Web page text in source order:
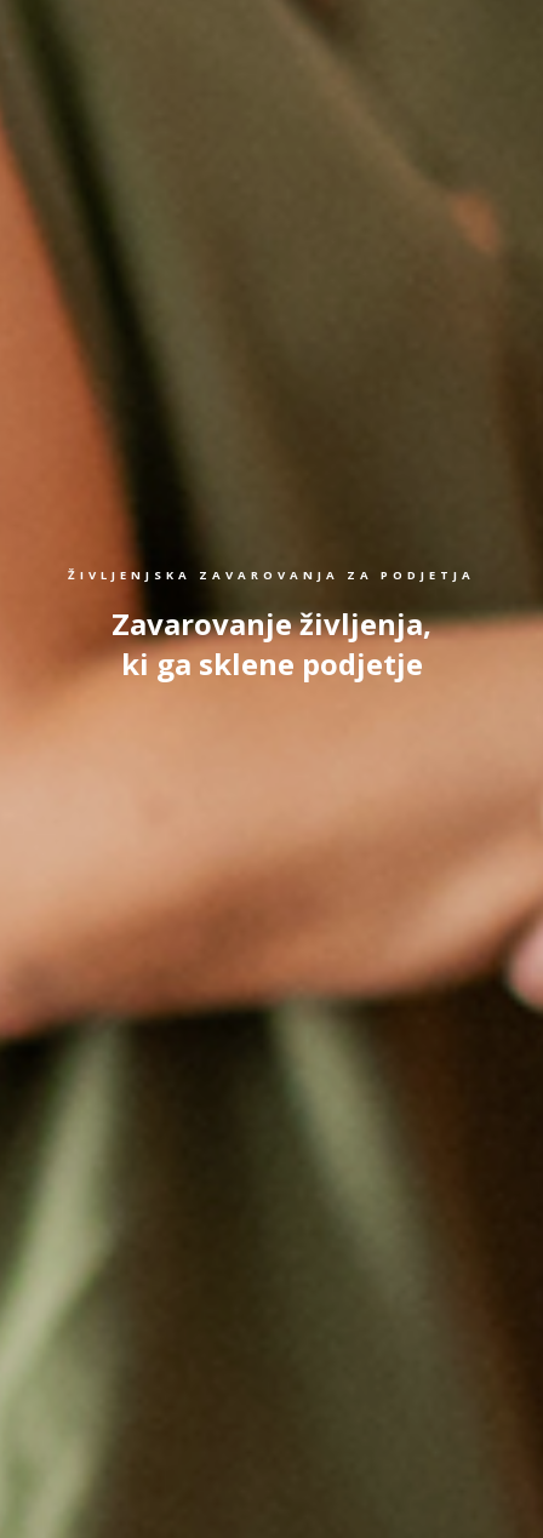
ŽIVLJENJSKA ZAVAROVANJA ZA PODJETJA
Zavarovanje življenja,
ki ga sklene podjetje